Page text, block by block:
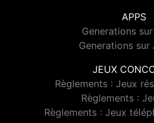
APPS
Generations
Generations sur
JEUX
Règlements : Jeux
Règlements :
Règlements : Jeux